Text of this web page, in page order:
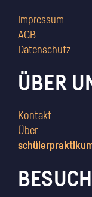
Impressum
AGB
Datenschutz
ÜBER
Kontakt
Über